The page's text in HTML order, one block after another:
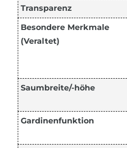
Transparenz
Besondere Merkmale
(Veraltet)
Saumbreite/-höhe
Gardinenfunktion